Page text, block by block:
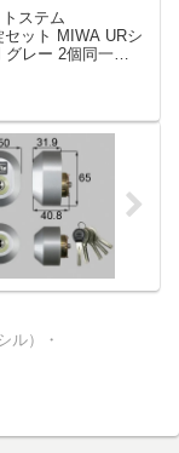
ステム
セット MIWA URシ
グレー 2個同一
ル）・